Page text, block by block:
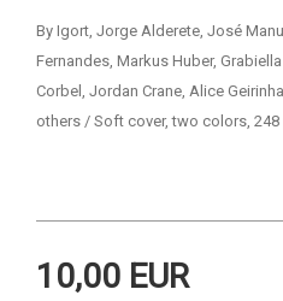
By Igort, Jorge Alderete, José
Fernandes, Markus Huber,
Corbel, Jordan Crane, Alice
others / Soft cover, two colors,
10,00 EUR